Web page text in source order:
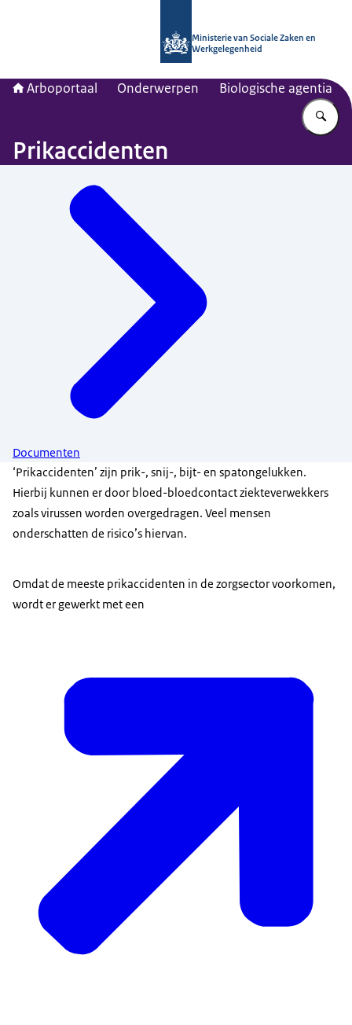
Ministerie van Sociale Zaken en
Werkgelegenheid
Arboportaal Onderwerpen Biologische agentia
Prikaccidenten
Documenten
‘Prikaccidenten’ zijn prik-, snij-, bijt- en spatongelukken.
Hierbij kunnen er door bloed-bloedcontact ziekteverwekkers
zoals virussen worden overgedragen. Veel mensen
onderschatten de risico’s hiervan.
Omdat de meeste prikaccidenten in de zorgsector voorkomen,
wordt er gewerkt met een